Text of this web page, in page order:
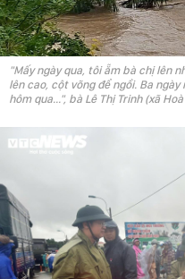
"Mấy ngày qua, tôi ẵm bà chị lên
lên cao, cột võng để ngồi. Ba
hôm qua...", bà Lê Thị Trinh (xã